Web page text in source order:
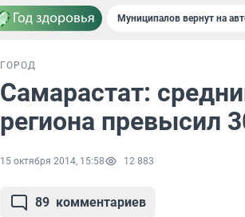
Муниципалов вернут на
ГОРОД
Самарастат:
региона превысил
15 октября 2014, 15:58 12 883
89 комментариев